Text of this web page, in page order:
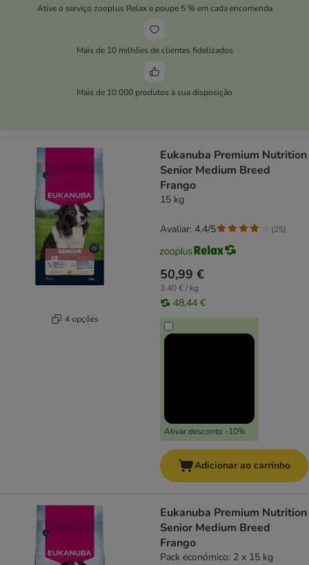
Ative o serviço zooplus Relax e poupe 5 % em cada encomenda
Mais de 10 milhões de clientes fidelizados
Mais de 10.000 produtos à sua disposição
4 opções
Eukanuba Premium Nutrition
Senior Medium Breed
Frango
15 kg
50,99 €
3,40 € / kg
48,44 €
Ativar desconto -10%
Avaliar: 4.4/5 (25)
Adicionar ao carrinho
Eukanuba Premium Nutrition
Senior Medium Breed
Frango
Pack económico: 2 x 15 kg